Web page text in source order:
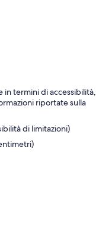
in termini di accessibilità,
riportate sulla
di limitazioni)